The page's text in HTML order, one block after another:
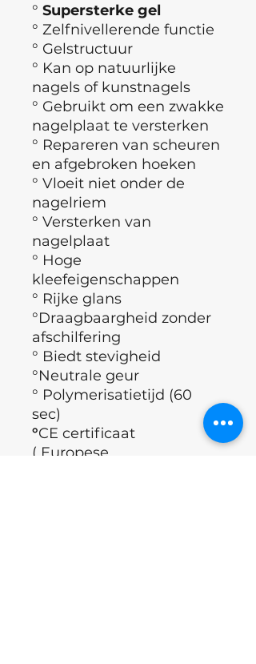
° Supersterke gel
° Zelfnivellerende functie
° Gelstructuur
° Kan op natuurlijke
nagels of kunstnagels
° Gebruikt om een zwakke
nagelplaat te versterken
° Repareren van scheuren
en afgebroken hoeken
° Vloeit niet onder de
nagelriem
° Versterken van
nagelplaat
° Hoge
kleefeigenschappen
° Rijke glans
°Draagbaargheid zonder
afschilfering
° Biedt stevigheid
°Neutrale geur
° Polymerisatietijd (60
sec)
°CE certificaat
( Europese